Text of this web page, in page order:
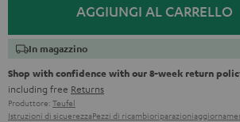
AGGIUNGI AL CARRELLO
In magazzino
Shop with confidence with our 8-week return
including free Returns
Produttore: Teufel
Istruzioni di sicuerezzaPezzi di ricambioriparazioni